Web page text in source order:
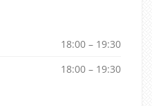
18:00 – 19:30
18:00 – 19:30